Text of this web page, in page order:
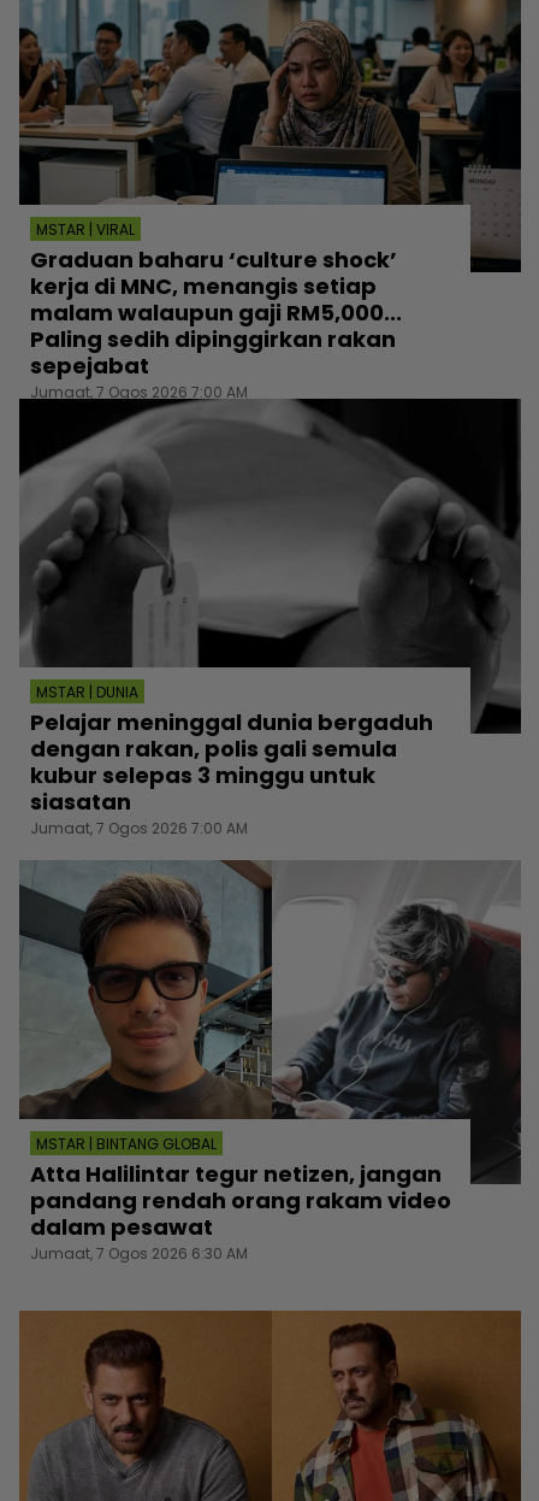
MSTAR | VIRAL
Graduan baharu ‘culture shock’
kerja di MNC, menangis setiap
malam walaupun gaji RM5,000...
Paling sedih dipinggirkan rakan
sepejabat
Jumaat, 7 Ogos 2026 7:00 AM
MSTAR | DUNIA
Pelajar meninggal dunia bergaduh
dengan rakan, polis gali semula
kubur selepas 3 minggu untuk
siasatan
Jumaat, 7 Ogos 2026 7:00 AM
MSTAR | BINTANG GLOBAL
Atta Halilintar tegur netizen, jangan
pandang rendah orang rakam video
dalam pesawat
Jumaat, 7 Ogos 2026 6:30 AM